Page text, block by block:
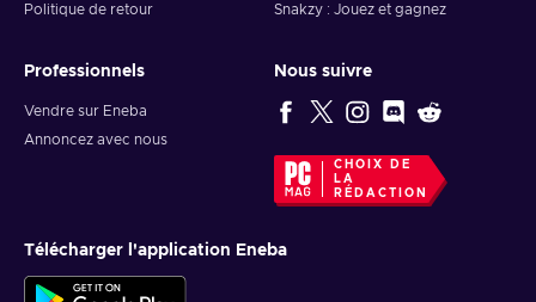
Politique de retour
Snakzy : Jouez et gagnez
Professionnels
Vendre sur Eneba
Annoncez avec nous
Nous suivre
CHOIX DE
LA
RÉDACTION
Télécharger l'application Eneba